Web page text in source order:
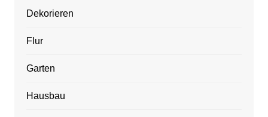
Dekorieren
Flur
Garten
Hausbau